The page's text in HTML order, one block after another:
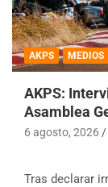
AKPS MEDIOS
AKPS:
Asamblea
6 agosto, 2026
Tras declarar